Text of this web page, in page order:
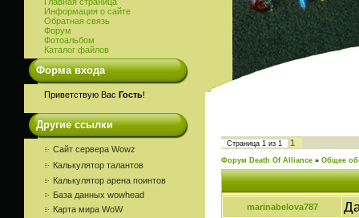
Информация о сайте
Обратная связь
Форум
Фотоальбом
Каталог файлов
Форма входа
Приветствую Вас Гость!
Другие ссылки
Сайт сервера Wowz
Калькулятор талантов
Калькулятор арена поинтов
База данных wowhead
Карта мира WoW
Страница 1 из 1 1
Форум Death Of Alliance » Общее
marinabelova787